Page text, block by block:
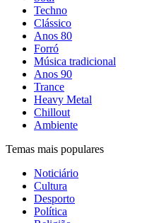
Techno
Clássico
Anos 80
Forró
Música tradicional
Anos 90
Trance
Heavy Metal
Chillout
Ambiente
Temas mais populares
Noticiário
Cultura
Desporto
Política